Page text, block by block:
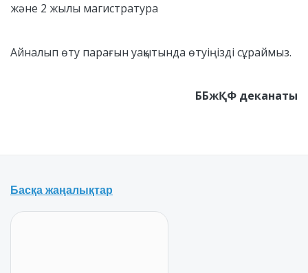
және 2 жылы магистратура
Айналып өту парағын уақытында өтуіңізді сұраймыз.
ББжҚФ деканаты
Басқа жаңалықтар